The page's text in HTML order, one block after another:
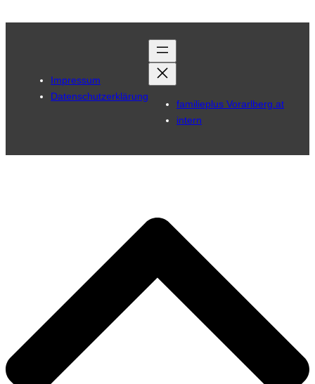
Impressum
Datenschutzerklärung
familieplus Vorarlberg.at
intern